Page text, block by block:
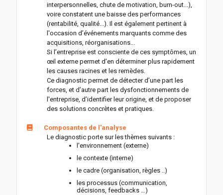
interpersonnelles, chute de motivation, burn-out...),
voire constatent une baisse des performances
(rentabilité, qualité...). Il est également pertinent à
l'occasion d’événements marquants comme des
acquisitions, réorganisations...
Si l’entreprise est consciente de ces symptômes, un
œil externe permet d’en déterminer plus rapidement
les causes racines et les remèdes.
Ce diagnostic permet de détecter d’une part les
forces, et d’autre part les dysfonctionnements de
l'entreprise, d’identifier leur origine, et de proposer
des solutions concrètes et pratiques.
Composantes de l'analyse
Le diagnostic porte sur les thèmes suivants :
l'environnement (externe)
le contexte (interne)
le cadre (organisation, règles ..)
les processus (communication,
décisions, feedbacks …)